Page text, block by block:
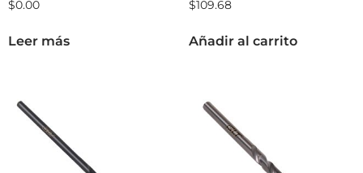
$0.00
Leer más
$109.68
Añadir al carrito